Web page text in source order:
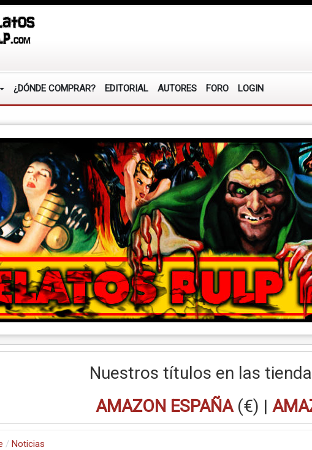
¿DÓNDE COMPRAR? EDITORIAL AUTORES FORO LOGIN
Nuestros títulos en las
AMAZON ESPAÑA(€) |
Noticias